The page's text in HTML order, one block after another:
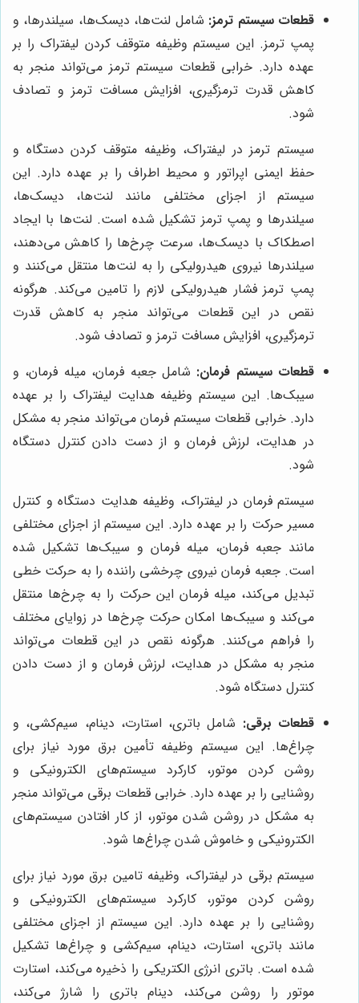
قطعات سیستم ترمز: شامل لنت‌ها، دیسک‌ها، سیلندرها، و
پمپ ترمز. این سیستم وظیفه متوقف کردن لیفتراک را بر
عهده دارد. خرابی قطعات سیستم ترمز می‌تواند منجر به
کاهش قدرت ترمزگیری، افزایش مسافت ترمز و تصادف
شود.
سیستم ترمز در لیفتراک، وظیفه متوقف کردن دستگاه و
حفظ ایمنی اپراتور و محیط اطراف را بر عهده دارد. این
سیستم از اجزای مختلفی مانند لنت‌ها، دیسک‌ها،
سیلندرها و پمپ ترمز تشکیل شده است. لنت‌ها با ایجاد
اصطکاک با دیسک‌ها، سرعت چرخ‌ها را کاهش می‌دهند،
سیلندرها نیروی هیدرولیکی را به لنت‌ها منتقل می‌کنند و
پمپ ترمز فشار هیدرولیکی لازم را تامین می‌کند. هرگونه
نقص در این قطعات می‌تواند منجر به کاهش قدرت
ترمزگیری، افزایش مسافت ترمز و تصادف شود.
قطعات سیستم فرمان: شامل جعبه فرمان، میله فرمان، و
سیبک‌ها. این سیستم وظیفه هدایت لیفتراک را بر عهده
دارد. خرابی قطعات سیستم فرمان می‌تواند منجر به مشکل
در هدایت، لرزش فرمان و از دست دادن کنترل دستگاه
شود.
سیستم فرمان در لیفتراک، وظیفه هدایت دستگاه و کنترل
مسیر حرکت را بر عهده دارد. این سیستم از اجزای مختلفی
مانند جعبه فرمان، میله فرمان و سیبک‌ها تشکیل شده
است. جعبه فرمان نیروی چرخشی راننده را به حرکت خطی
تبدیل می‌کند، میله فرمان این حرکت را به چرخ‌ها منتقل
می‌کند و سیبک‌ها امکان حرکت چرخ‌ها در زوایای مختلف
را فراهم می‌کنند. هرگونه نقص در این قطعات می‌تواند
منجر به مشکل در هدایت، لرزش فرمان و از دست دادن
کنترل دستگاه شود.
قطعات برقی: شامل باتری، استارت، دینام، سیم‌کشی، و
چراغ‌ها. این سیستم وظیفه تأمین برق مورد نیاز برای
روشن کردن موتور، کارکرد سیستم‌های الکترونیکی و
روشنایی را بر عهده دارد. خرابی قطعات برقی می‌تواند منجر
به مشکل در روشن شدن موتور، از کار افتادن سیستم‌های
الکترونیکی و خاموش شدن چراغ‌ها شود.
سیستم برقی در لیفتراک، وظیفه تامین برق مورد نیاز برای
روشن کردن موتور، کارکرد سیستم‌های الکترونیکی و
روشنایی را بر عهده دارد. این سیستم از اجزای مختلفی
مانند باتری، استارت، دینام، سیم‌کشی و چراغ‌ها تشکیل
شده است. باتری انرژی الکتریکی را ذخیره می‌کند، استارت
موتور را روشن می‌کند، دینام باتری را شارژ می‌کند،